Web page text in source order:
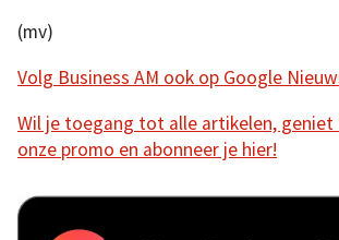
(mv)
Volg Business AM ook op Google
Wil je toegang tot alle artikelen, geniet
onze promo en abonneer je hier!